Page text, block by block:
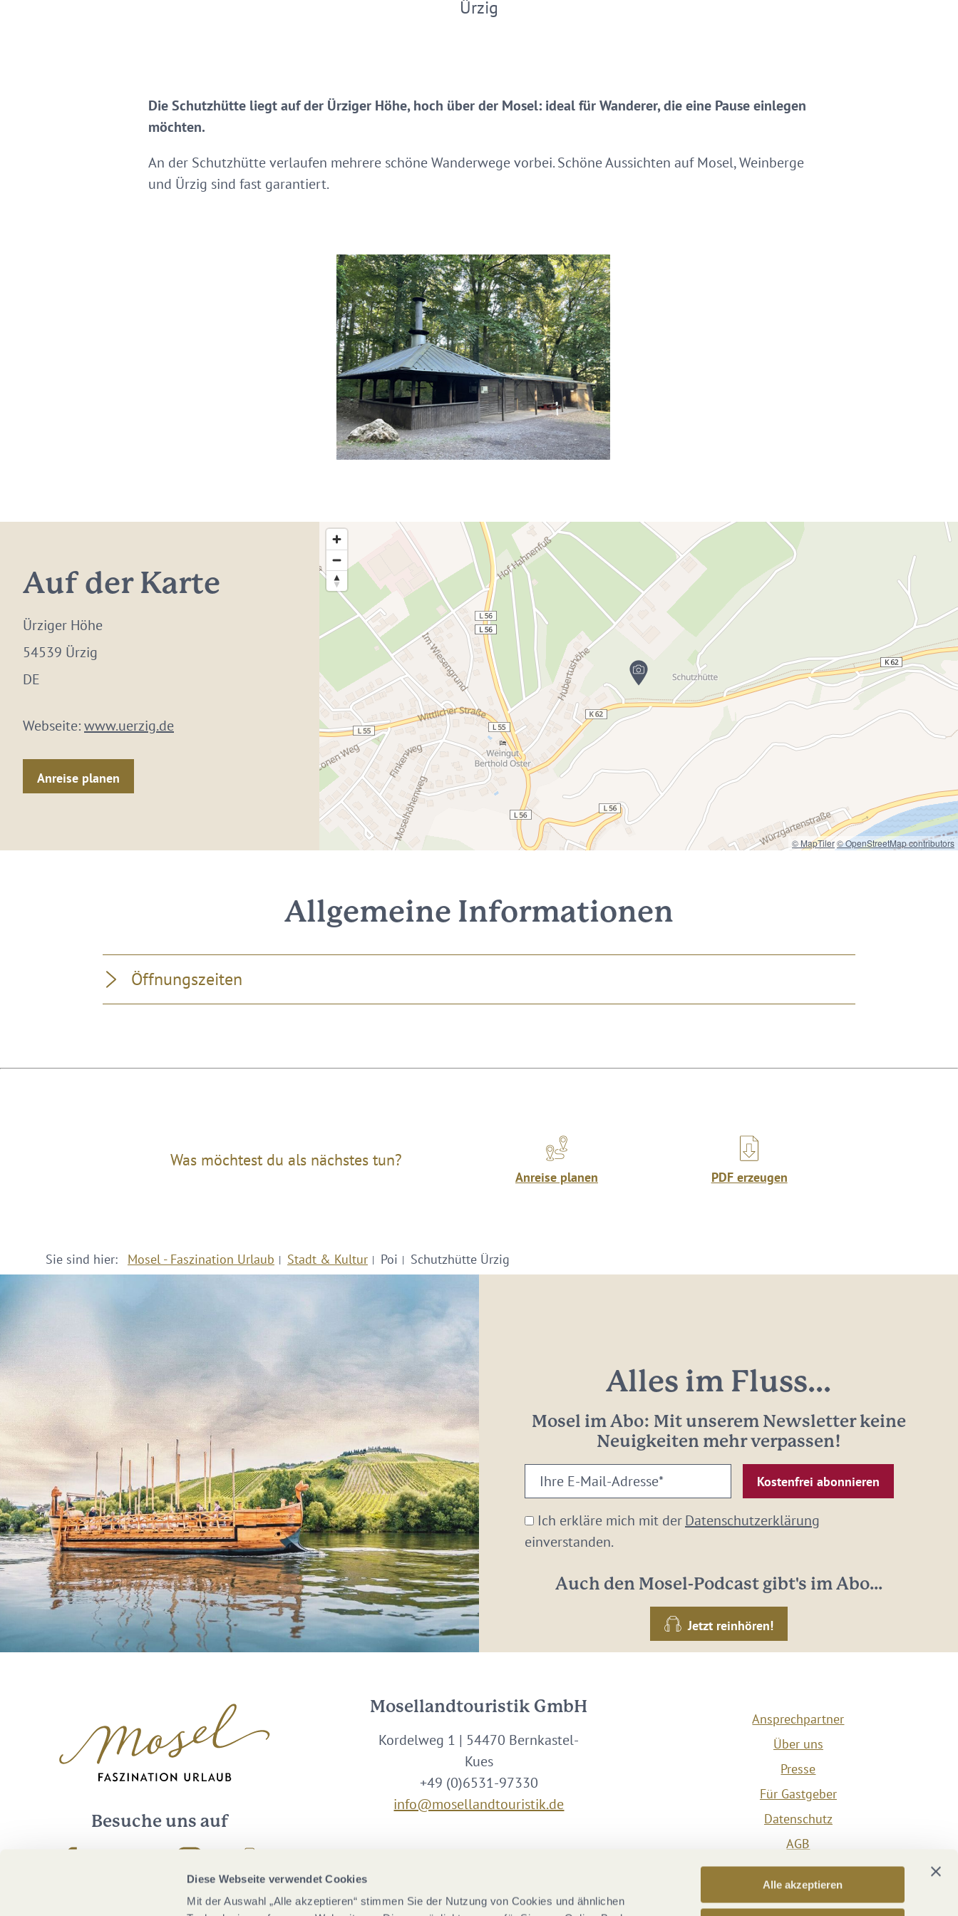
Diese Webseite verwendet Cookies
Mit der Auswahl „Alle akzeptieren“ stimmen Sie der Nutzung von Cookies und ähnlichen
Alle akzeptieren
Ürzig
Die Schutzhütte liegt auf der Ürziger Höhe, hoch über der Mosel: ideal für Wanderer, die eine Pause einlegen
möchten.
An der Schutzhütte verlaufen mehrere schöne Wanderwege vorbei. Schöne Aussichten auf Mosel, Weinberge
und Ürzig sind fast garantiert.
Auf der Karte
Ürziger Höhe
54539 Ürzig
DE
Webseite:www.uerzig.de
Anreise planen
© MapTiler© OpenStreetMap contributors
Allgemeine Informationen
Öffnungszeiten
Was möchtest du als nächstes tun?
Anreise planen PDF erzeugen
Sie sind hier: Mosel - Faszination Urlaub Stadt & Kultur Poi Schutzhütte Ürzig
Alles im Fluss...
Mosel im Abo: Mit unserem Newsletter keine
Neuigkeiten mehr verpassen!
Ihre
E-
Mail-
Adresse:
Ich erkläre mich mit derDatenschutzerklärung
einverstanden.
Auch den Mosel-Podcast gibt's im Abo...
Jetzt reinhören!
Besuche uns auf
Mosellandtouristik GmbH
Kordelweg 1 | 54470 Bernkastel-
Kues
+49 (0)6531-97330
info@mosellandtouristik.de
Ansprechpartner
Über uns
Presse
Für Gastgeber
Datenschutz
AGB
Impressum
Barrierefreiheit